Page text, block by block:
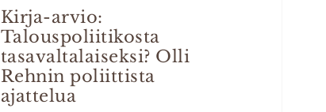
Kirja-arvio:
Talouspoliitikosta
tasavaltalaiseksi? Olli
Rehnin poliittista
ajattelua